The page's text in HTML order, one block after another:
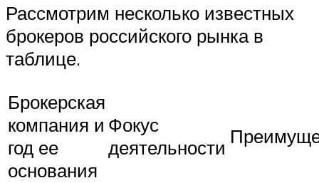
Рассмотрим несколько известных
брокеров российского рынка в
таблице.
Брокерская
компания и
год ее
основания
Фокус
деятельности